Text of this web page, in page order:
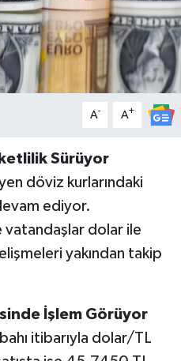
A- A+
Sürüyor
döviz kurlarındaki
ediyor.
vatandaşlar dolar ile
yakından takip
İşlem Görüyor
itibarıyla dolar/TL